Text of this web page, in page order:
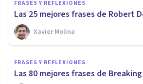
FRASES Y REFLEXIONES
Las 25 mejores frases de Robert
Xavier Molina
FRASES Y REFLEXIONES
Las 80 mejores frases de
FRASES Y REFLEXIONES
125 grandes frases
(inspiradoras y